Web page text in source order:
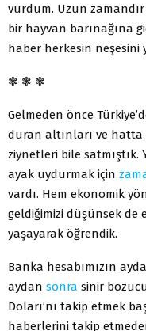
vurdum. Uzun
bir hayvan barınağına
haber herkesin neşesini
❃ ❃ ❃
Gelmeden önce
duran altınları ve hatta
ziynetleri bile
ayak uydurmak için
vardı. Hem ekonomik
geldiğimizi düşünsek de
yaşayarak öğrendik.
Banka hesabımızın
aydan sonra sinir
Doları’nı takip etmek
haberlerini takip